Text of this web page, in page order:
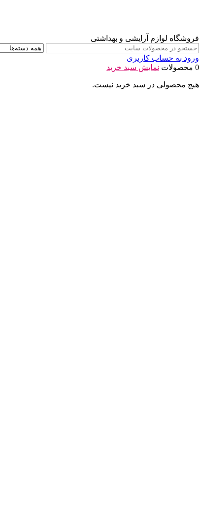
فروشگاه لوازم آرایشی و بهداشتی
ورود به حساب کاربری
0 محصولات
نمایش سبد خرید
هیچ محصولی در سبد خرید نیست.